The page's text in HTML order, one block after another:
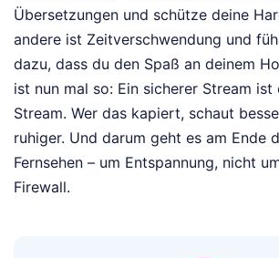
Übersetzungen und schütze deine
andere ist Zeitverschwendung und
dazu, dass du den Spaß an deinem
ist nun mal so: Ein sicherer Stream ist
Stream. Wer das kapiert, schaut
ruhiger. Und darum geht es am Ende
Fernsehen – um Entspannung, nicht
Firewall.